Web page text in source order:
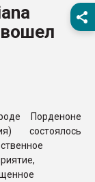
Продам отходы
поликарбоната и АБС-
Порденоне
состоялось